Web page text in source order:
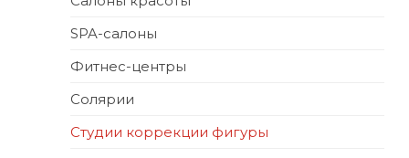
SPA-салоны
Фитнес-центры
Солярии
Студии коррекции фигуры